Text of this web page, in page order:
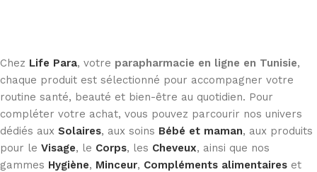
Chez Life Para, votre parapharmacie en ligne en Tunisie,
chaque produit est sélectionné pour accompagner votre
routine santé, beauté et bien-être au quotidien. Pour
compléter votre achat, vous pouvez parcourir nos univers
dédiés aux Solaires, aux soins Bébé et maman, aux produits
pour le Visage, le Corps, les Cheveux, ainsi que nos
gammes Hygiène, Minceur, Compléments alimentaires et